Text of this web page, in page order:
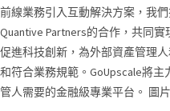
線業務引入互動解決方案，我
Partners的合作，共同
進科技創新，為外部資產管理
符合業務規範。GoUpscale將
人需要的金融級專業平台。 圖